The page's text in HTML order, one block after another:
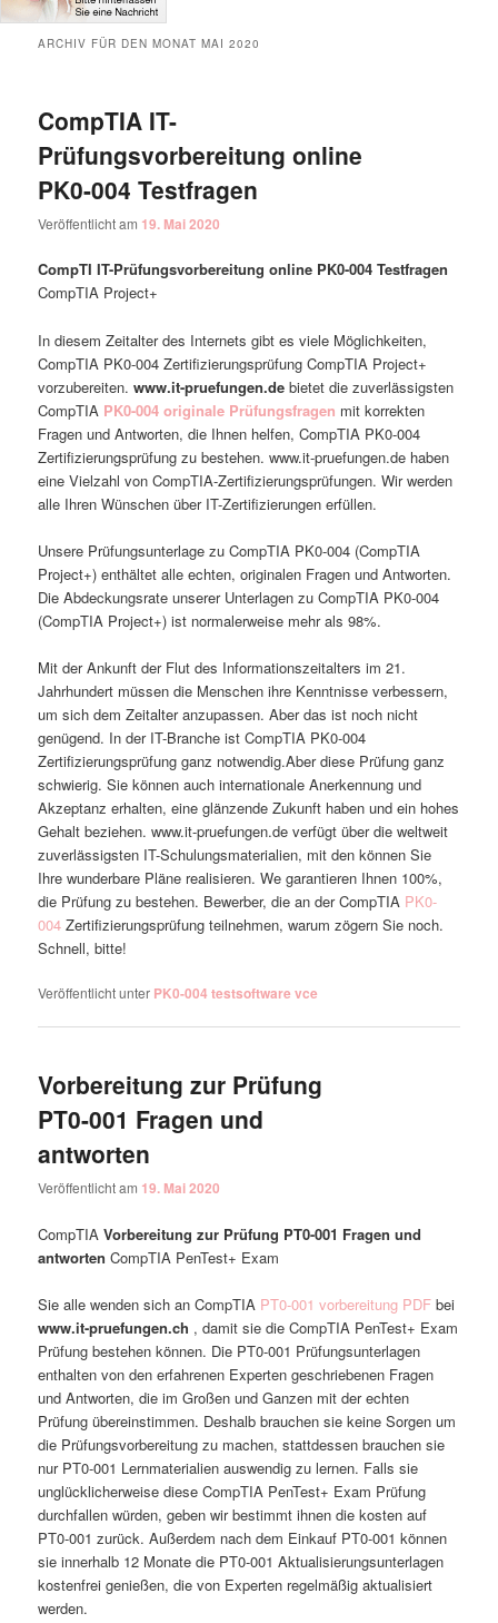
ARCHIV FÜR DEN MONATMAI 2020
CompTIA IT-
Prüfungsvorbereitung online
PK0-004 Testfragen
Veröffentlicht am 19. Mai 2020
CompTI IT-Prüfungsvorbereitung online PK0-004 Testfragen
CompTIA Project+
In diesem Zeitalter des Internets gibt es viele Möglichkeiten,
CompTIA PK0-004 Zertifizierungsprüfung CompTIA Project+
vorzubereiten.www.it-pruefungen.de bietet die zuverlässigsten
CompTIA PK0-004 originale Prüfungsfragen mit korrekten
Fragen und Antworten, die Ihnen helfen, CompTIA PK0-004
Zertifizierungsprüfung zu bestehen. www.it-pruefungen.de haben
eine Vielzahl von CompTIA-Zertifizierungsprüfungen. Wir werden
alle Ihren Wünschen über IT-Zertifizierungen erfüllen.
Unsere Prüfungsunterlage zu CompTIA PK0-004 (CompTIA
Project+) enthältet alle echten, originalen Fragen und Antworten.
Die Abdeckungsrate unserer Unterlagen zu CompTIA PK0-004
(CompTIA Project+) ist normalerweise mehr als 98%.
Mit der Ankunft der Flut des Informationszeitalters im 21.
Jahrhundert müssen die Menschen ihre Kenntnisse verbessern,
um sich dem Zeitalter anzupassen. Aber das ist noch nicht
genügend. In der IT-Branche ist CompTIA PK0-004
Zertifizierungsprüfung ganz notwendig.Aber diese Prüfung ganz
schwierig. Sie können auch internationale Anerkennung und
Akzeptanz erhalten, eine glänzende Zukunft haben und ein hohes
Gehalt beziehen. www.it-pruefungen.de verfügt über die weltweit
zuverlässigsten IT-Schulungsmaterialien, mit den können Sie
Ihre wunderbare Pläne realisieren. We garantieren Ihnen 100%,
die Prüfung zu bestehen. Bewerber, die an der CompTIA PK0-
004 Zertifizierungsprüfung teilnehmen, warum zögern Sie noch.
Schnell, bitte!
Veröffentlicht unter PK0-004 testsoftware vce
Vorbereitung zur Prüfung
PT0-001 Fragen und
antworten
Veröffentlicht am 19. Mai 2020
CompTIAVorbereitung zur Prüfung PT0-001 Fragen und
antworten CompTIA PenTest+ Exam
Sie alle wenden sich an CompTIA PT0-001 vorbereitung PDF bei
www.it-pruefungen.ch , damit sie die CompTIA PenTest+ Exam
Prüfung bestehen können. Die PT0-001 Prüfungsunterlagen
enthalten von den erfahrenen Experten geschriebenen Fragen
und Antworten, die im Großen und Ganzen mit der echten
Prüfung übereinstimmen. Deshalb brauchen sie keine Sorgen um
die Prüfungsvorbereitung zu machen, stattdessen brauchen sie
nur PT0-001 Lernmaterialien auswendig zu lernen. Falls sie
unglücklicherweise diese CompTIA PenTest+ Exam Prüfung
durchfallen würden, geben wir bestimmt ihnen die kosten auf
PT0-001 zurück. Außerdem nach dem Einkauf PT0-001 können
sie innerhalb 12 Monate die PT0-001 Aktualisierungsunterlagen
kostenfrei genießen, die von Experten regelmäßig aktualisiert
werden.